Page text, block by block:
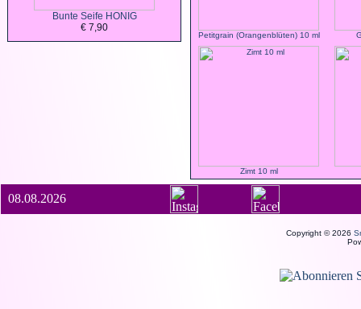
Bunte Seife HONIG
€ 7,90
Petitgrain (Orangenblüten) 10 ml
Zimt 10 ml
08.08.2026
Copyright © 2026